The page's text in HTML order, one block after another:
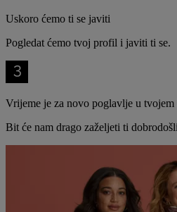
Uskoro ćemo ti se javiti
Pogledat ćemo tvoj profil i javiti ti se.
Vrijeme je za novo poglavlje u tvojem
Bit će nam drago zaželjeti ti